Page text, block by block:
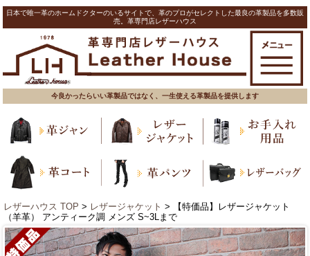
日本で唯一革のホームドクターのいるサイトで、革のプロがセレクトした最良の革製品を多数販
売。革専門店レザーハウス
今良かったらいい革製品ではなく、一生使える革製品を提供します
レザーハウス TOP > レザージャケット > 【特価品】レザージャケット
（羊革） アンティーク調 メンズ S~3Lまで